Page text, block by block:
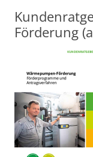
Förderung